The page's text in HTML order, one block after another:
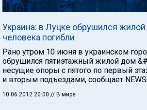
Украина: в Луцке обрушился
человека погибли
Рано утром 10 июня в украинском
обрушился пятиэтажный жилой дом
несущие опоры с пятого по первый
и вторым подъездами, сообщает
10.06.2012 20:00 // В мире